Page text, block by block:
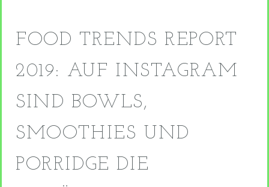
FOOD TRENDS REPORT
2019: AUF INSTAGRAM
SIND BOWLS,
SMOOTHIES UND
PORRIDGE DIE